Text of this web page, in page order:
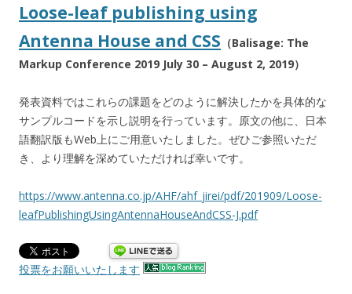
Loose-leaf publishing using
Antenna House and CSS （Balisage: The
Markup Conference 2019 July 30 – August 2, 2019）
発表資料ではこれらの課題をどのように解決したかを具体的な
サンプルコードを示し説明を行っています。原文の他に、日本
語翻訳版もWeb上にご用意いたしました。ぜひご参照いただ
き、より理解を深めていただければ幸いです。
https://www.antenna.co.jp/AHF/ahf_jirei/pdf/201909/Loose-
leafPublishingUsingAntennaHouseAndCSS-J.pdf
投票をお願いいたします